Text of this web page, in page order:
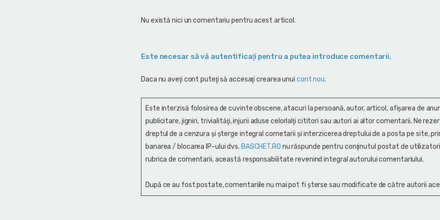
Nu există nici un comentariu pentru acest articol.
Este necesar să vă autentificaţi pentru a putea introduce comentarii.
Daca nu aveţi cont puteţi să accesaţi crearea unui cont nou.
Este interzisă folosirea de cuvinte obscene, atacuri la persoană, autor, articol, afişarea de
publicitare, jigniri, trivialităţi, injurii aduse celorlalţi cititori sau autori ai altor comentarii. Ne
dreptul de a cenzura și şterge integral cometarii și interzicerea dreptului de a posta pe site,
banarea / blocarea IP-ului dvs. BASCHET.RO nu răspunde pentru conţinutul postat de
rubrica de comentarii, această responsabilitate revenind integral autorului comentariului.
După ce au fost postate, comentariile nu mai pot fi șterse sau modificate de către autorii